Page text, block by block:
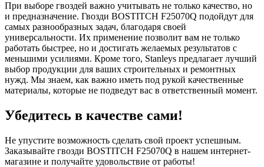
При выборе гвоздей важно учитывать не только качество, но
и предназначение. Гвозди BOSTITCH F25070Q подойдут для
самых разнообразных задач, благодаря своей
универсальности. Их применение позволит вам не только
работать быстрее, но и достигать желаемых результатов с
меньшими усилиями. Кроме того, Stanleys предлагает лучший
выбор продукции для ваших строительных и ремонтных
нужд. Мы знаем, как важно иметь под рукой качественные
материалы, которые не подведут вас в ответственный момент.
Убедитесь в качестве сами!
Не упустите возможность сделать свой проект успешным.
Заказывайте гвозди BOSTITCH F25070Q в нашем интернет-
магазине и получайте удовольствие от работы!